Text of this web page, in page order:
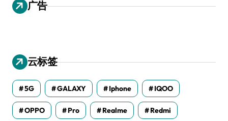
广告
云标签
5G GALAXY Iphone IQOO
OPPO Pro Realme Redmi